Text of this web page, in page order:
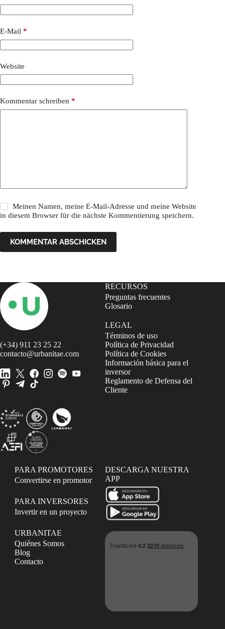
E-Mail *
Website
Kommentar schreiben *
Meinen Namen, meine E-Mail-Adresse und meine Website
in diesem Browser für die nächste Kommentierung speichern.
KOMMENTAR ABSCHICKEN
(+34) 911 23 25 22
contacto@urbanitae.com
RECURSOS
Preguntas frecuentes
Glosario
LEGAL
Términos de uso
Política de Privacidad
Política de Cookies
Información básica para el
inversor
Reglamento de Defensa del
Cliente
PARA PROMOTORES
Convertirse en promotor
PARA INVERSORES
Invertir en un proyecto
URBANITAE
Quiénes Somos
Blog
Contacto
DESCARGA NUESTRA
APP